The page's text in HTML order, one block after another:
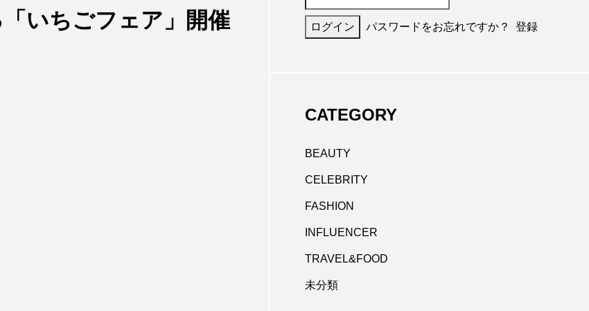
いちごフェア」開催
パスワードをお忘れですか？ 登録
CATEGORY
BEAUTY
CELEBRITY
FASHION
INFLUENCER
TRAVEL&FOOD
未分類